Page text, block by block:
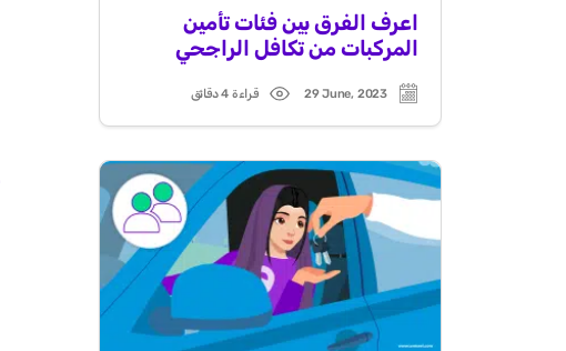
اعرف الفرق بين فئات تأمين
المركبات من تكافل الراجحي
Post
date
29 June, 2023
Read
time
قراءة 4 دقائق